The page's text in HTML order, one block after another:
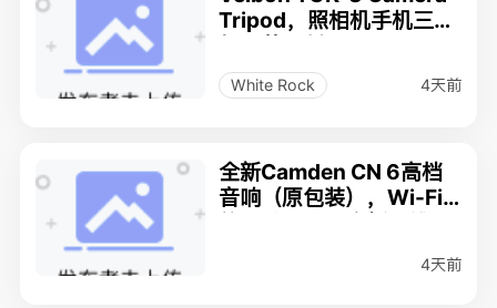
Tripod，照相机手机三脚
White Rock 4天前
全新Camden CN 6高档
音响（原包装），Wi-Fi
4天前